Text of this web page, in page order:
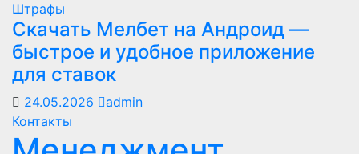
Штрафы
Скачать Мелбет на Андроид —
быстрое и удобное приложение
для ставок
24.05.2026
admin
Контакты